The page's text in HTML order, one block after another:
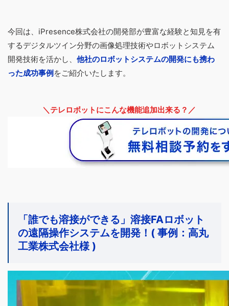
今回は、iPresence株式会社の開発部が豊富な経験と知見を有
するデジタルツイン分野の画像処理技術やロボットシステム
開発技術を活かし、 他社のロボットシステムの開発にも携わ
った成功事例をご紹介いたします。
＼テレロボットにこんな機能追加出来る？／
「誰でも溶接ができる」溶接FAロボット
の遠隔操作システムを開発！( 事例：高丸
工業株式会社様 )